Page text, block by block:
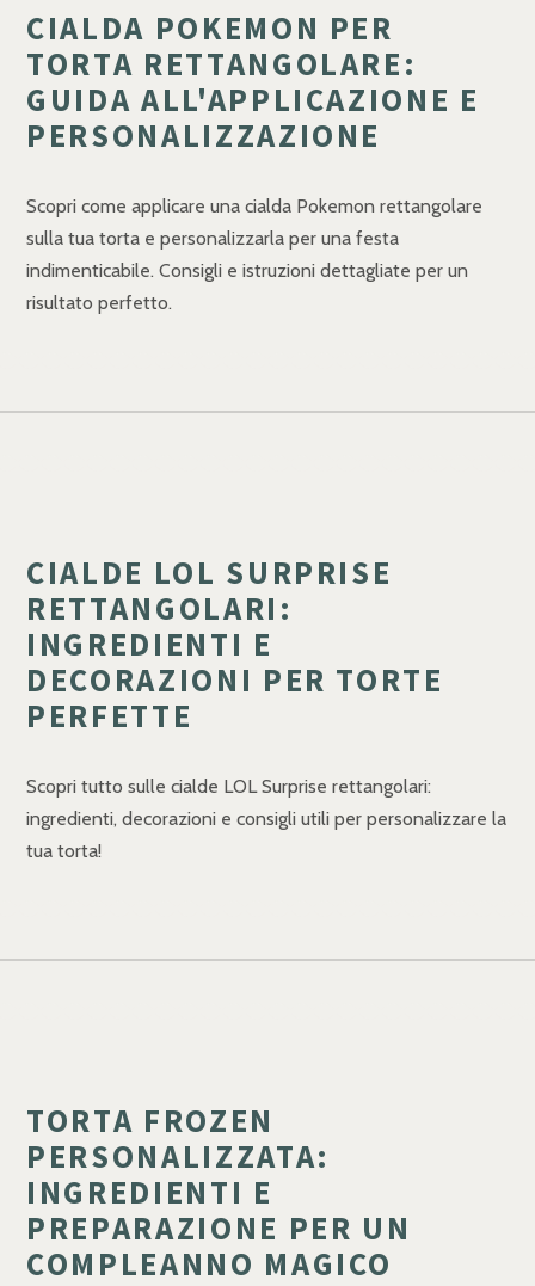
CIALDA POKEMON PER
TORTA RETTANGOLARE:
GUIDA ALL'APPLICAZIONE E
PERSONALIZZAZIONE
Scopri come applicare una cialda Pokemon rettangolare
sulla tua torta e personalizzarla per una festa
indimenticabile. Consigli e istruzioni dettagliate per un
risultato perfetto.
CIALDE LOL SURPRISE
RETTANGOLARI:
INGREDIENTI E
DECORAZIONI PER TORTE
PERFETTE
Scopri tutto sulle cialde LOL Surprise rettangolari:
ingredienti, decorazioni e consigli utili per personalizzare la
tua torta!
TORTA FROZEN
PERSONALIZZATA:
INGREDIENTI E
PREPARAZIONE PER UN
COMPLEANNO MAGICO